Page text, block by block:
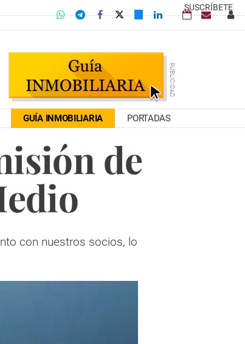
SUSCRÍBETE
GUÍA INMOBILIARIA PORTADAS
de
con nuestros socios, lo